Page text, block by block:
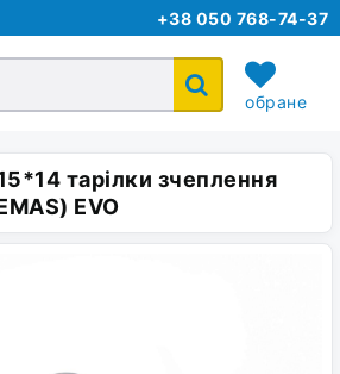
+38 050 768-74-37
обране
кошик
тарілки зчеплення
EVO